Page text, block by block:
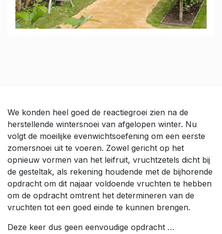
We konden heel goed de reactiegroei zien na de
herstellende wintersnoei van afgelopen winter. Nu
volgt de moeilijke evenwichtsoefening om een eerste
zomersnoei uit te voeren. Zowel gericht op het
opnieuw vormen van het leifruit, vruchtzetels dicht bij
de gesteltak, als rekening houdende met de bijhorende
opdracht om dit najaar voldoende vruchten te hebben
om de opdracht omtrent het determineren van de
vruchten tot een goed einde te kunnen brengen.
Deze keer dus geen eenvoudige opdracht …